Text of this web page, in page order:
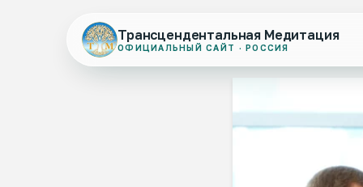
Трансцендентальная Медитация
ОФИЦИАЛЬНЫЙ САЙТ · РОССИЯ